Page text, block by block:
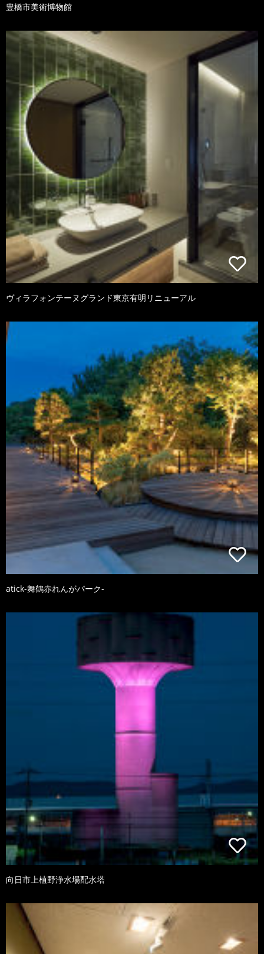
豊橋市美術博物館
ヴィラフォンテーヌグランド東京有明リニューアル
atick-舞鶴赤れんがパーク-
向日市上植野浄水場配水塔